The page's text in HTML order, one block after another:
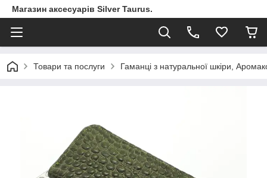
Магазин аксесуарів Silver Taurus.
Товари та послуги Гаманці з натуральної шкіри,